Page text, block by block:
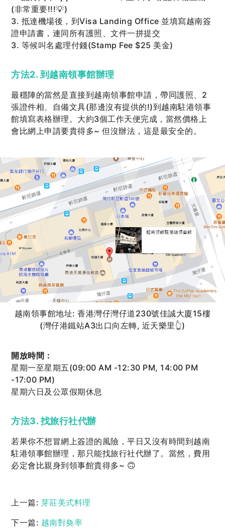
(非常重要!!!💡)
3. 抵達機場後，到Visa Landing Office 並填寫越南簽
證申請書，連同所有護照、文件一拼提交
3. 等候叫名處理付錢(Stamp Fee $25 美金)
方法2. 到越南領事館辦理
最穩陣的當然是直接到越南領事館申請，帶同護照、2
張證件相、自備文具(那邊沒有提供的!)到越南駐港領事
館填寫表格辦理。大約3個工作天便完成，當然價格上
會比網上申請要貴得多~ 但沒辦法，這是最安全的。
越南領事館地址: 香港灣仔灣仔道230號佳誠大廈15樓
(灣仔港鐵站A3出口向左轉, 近天樂里👆)
開放時間：
星期一至星期五(09:00 AM -12:30 PM, 14:00 PM
-17:00 PM)
星期六日及公眾假期休息
方法3. 找旅行社代辦
若果你不想冒網上簽證的風險，平日又沒有時間到越南
駐港領事館辦理，那只能找旅行社代辦了。當然，費用
必定會比親身到領事館貴得多~ 🙃
上一篇: 芽莊美式料理
下一篇: 越南對奐率